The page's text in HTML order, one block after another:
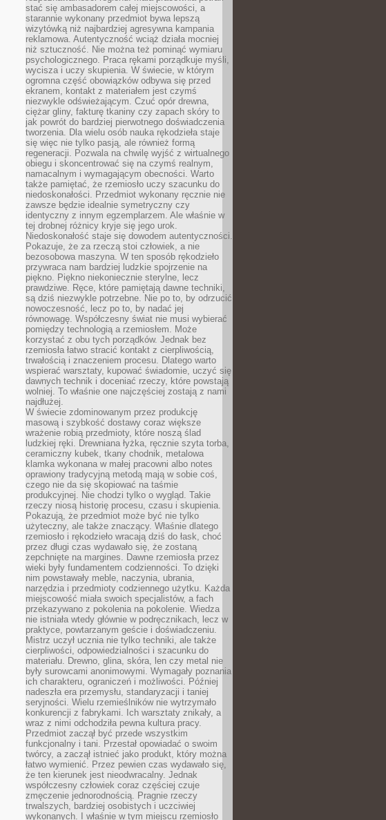
stać się ambasadorem całej miejscowości, a
starannie wykonany przedmiot bywa lepszą
wizytówką niż najbardziej agresywna kampania
reklamowa. Autentyczność wciąż działa mocniej
niż sztuczność. Nie można też pominąć wymiaru
psychologicznego. Praca rękami porządkuje myśli,
wycisza i uczy skupienia. W świecie, w którym
ogromna część obowiązków odbywa się przed
ekranem, kontakt z materiałem jest czymś
niezwykle odświeżającym. Czuć opór drewna,
ciężar gliny, fakturę tkaniny czy zapach skóry to
jak powrót do bardziej pierwotnego doświadczenia
tworzenia. Dla wielu osób nauka rękodzieła staje
się więc nie tylko pasją, ale również formą
regeneracji. Pozwala na chwilę wyjść z wirtualnego
obiegu i skoncentrować się na czymś realnym,
namacalnym i wymagającym obecności. Warto
także pamiętać, że rzemiosło uczy szacunku do
niedoskonałości. Przedmiot wykonany ręcznie nie
zawsze będzie idealnie symetryczny czy
identyczny z innym egzemplarzem. Ale właśnie w
tej drobnej różnicy kryje się jego urok.
Niedoskonałość staje się dowodem autentyczności.
Pokazuje, że za rzeczą stoi człowiek, a nie
bezosobowa maszyna. W ten sposób rękodzieło
przywraca nam bardziej ludzkie spojrzenie na
piękno. Piękno niekoniecznie sterylne, lecz
prawdziwe. Ręce, które pamiętają dawne techniki,
są dziś niezwykle potrzebne. Nie po to, by odrzucić
nowoczesność, lecz po to, by nadać jej
równowagę. Współczesny świat nie musi wybierać
pomiędzy technologią a rzemiosłem. Może
korzystać z obu tych porządków. Jednak bez
rzemiosła łatwo stracić kontakt z cierpliwością,
trwałością i znaczeniem procesu. Dlatego warto
wspierać warsztaty, kupować świadomie, uczyć się
dawnych technik i doceniać rzeczy, które powstają
wolniej. To właśnie one najczęściej zostają z nami
najdłużej.
W świecie zdominowanym przez produkcję
masową i szybkość dostawy coraz większe
wrażenie robią przedmioty, które noszą ślad
ludzkiej ręki. Drewniana łyżka, ręcznie szyta torba,
ceramiczny kubek, tkany chodnik, metalowa
klamka wykonana w małej pracowni albo notes
oprawiony tradycyjną metodą mają w sobie coś,
czego nie da się skopiować na taśmie
produkcyjnej. Nie chodzi tylko o wygląd. Takie
rzeczy niosą historię procesu, czasu i skupienia.
Pokazują, że przedmiot może być nie tylko
użyteczny, ale także znaczący. Właśnie dlatego
rzemiosło i rękodzieło wracają dziś do łask, choć
przez długi czas wydawało się, że zostaną
zepchnięte na margines. Dawne rzemiosła przez
wieki były fundamentem codzienności. To dzięki
nim powstawały meble, naczynia, ubrania,
narzędzia i przedmioty codziennego użytku. Każda
miejscowość miała swoich specjalistów, a fach
przekazywano z pokolenia na pokolenie. Wiedza
nie istniała wtedy głównie w podręcznikach, lecz w
praktyce, powtarzanym geście i doświadczeniu.
Mistrz uczył ucznia nie tylko techniki, ale także
cierpliwości, odpowiedzialności i szacunku do
materiału. Drewno, glina, skóra, len czy metal nie
były surowcami anonimowymi. Wymagały poznania
ich charakteru, ograniczeń i możliwości. Później
nadeszła era przemysłu, standaryzacji i taniej
seryjności. Wielu rzemieślników nie wytrzymało
konkurencji z fabrykami. Ich warsztaty znikały, a
wraz z nimi odchodziła pewna kultura pracy.
Przedmiot zaczął być przede wszystkim
funkcjonalny i tani. Przestał opowiadać o swoim
twórcy, a zaczął istnieć jako produkt, który można
łatwo wymienić. Przez pewien czas wydawało się,
że ten kierunek jest nieodwracalny. Jednak
współczesny człowiek coraz częściej czuje
zmęczenie jednorodnością. Pragnie rzeczy
trwalszych, bardziej osobistych i uczciwiej
wykonanych. I właśnie w tym miejscu rzemiosło